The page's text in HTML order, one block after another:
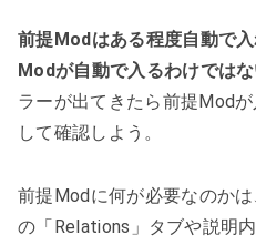
前提Modはある程度自動で
Modが自動で入るわけでは
ラーが出てきたら前提Mod
して確認しよう。
前提Modに何が必要なのか
の「Relations」タブや説明